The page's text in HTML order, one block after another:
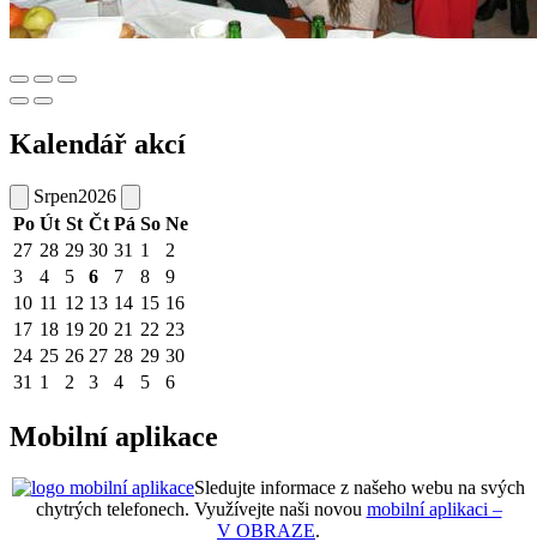
Kalendář akcí
Srpen2026
Po Út St Čt Pá So Ne
27 28 29 30 31 1
2
3
4 5 6 7 8
9
10 11 12 13 14 15 16
17 18 19 20 21 22 23
24 25 26 27 28 29 30
31 1 2 3 4 5 6
Mobilní aplikace
Sledujte informace z našeho webu na svých
chytrých telefonech. Využívejte naši novou mobilní aplikaci –
V OBRAZE.